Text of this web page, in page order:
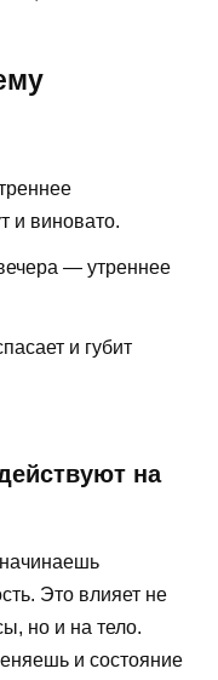
и виновато.
— утреннее
и губит
на
Это влияет не
но и на тело.
и состояние